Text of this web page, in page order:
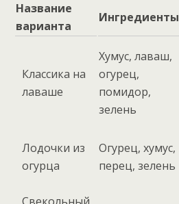
Название
варианта
Ингредиенты
Классика на
лаваше
Хумус, лаваш,
огурец,
помидор,
зелень
Лодочки из
огурца
Огурец, хумус,
перец, зелень